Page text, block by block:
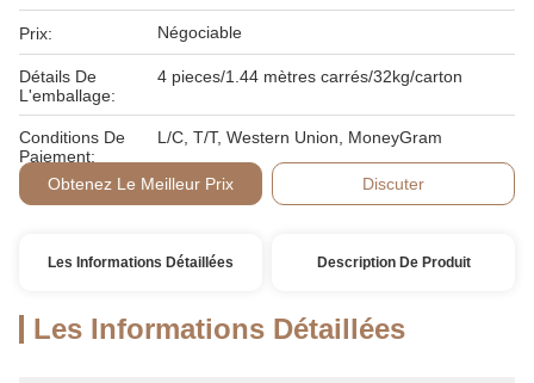
Prix: Négociable
Détails De
L'emballage:
4 pieces/1.44 mètres carrés/32kg/carton
Conditions De
Paiement:
L/C, T/T, Western Union, MoneyGram
Obtenez Le Meilleur Prix Discuter
Les Informations Détaillées Description De Produit
Les Informations Détaillées